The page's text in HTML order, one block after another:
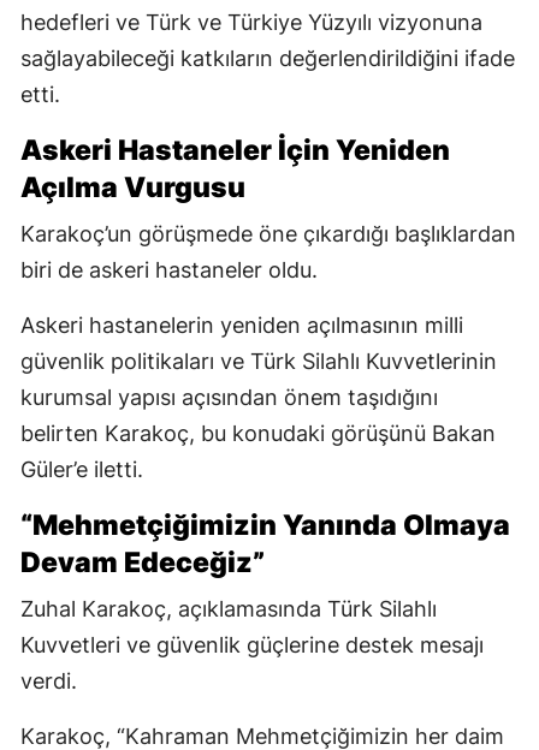
hedefleri ve Türk ve Türkiye Yüzyılı vizyonuna
sağlayabileceği katkıların değerlendirildiğini ifade
etti.
Askeri Hastaneler İçin Yeniden
Açılma Vurgusu
Karakoç’un görüşmede öne çıkardığı başlıklardan
biri de askeri hastaneler oldu.
Askeri hastanelerin yeniden açılmasının milli
güvenlik politikaları ve Türk Silahlı Kuvvetlerinin
kurumsal yapısı açısından önem taşıdığını
belirten Karakoç, bu konudaki görüşünü Bakan
Güler’e iletti.
“Mehmetçiğimizin Yanında Olmaya
Devam Edeceğiz”
Zuhal Karakoç, açıklamasında Türk Silahlı
Kuvvetleri ve güvenlik güçlerine destek mesajı
verdi.
Karakoç, “Kahraman Mehmetçiğimizin her daim